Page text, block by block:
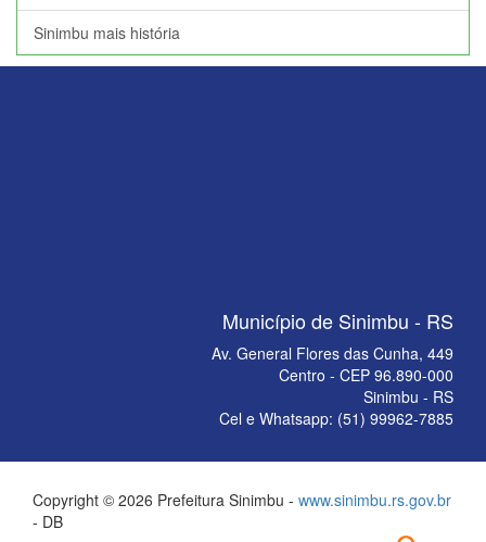
Sinimbu mais história
Município de Sinimbu - RS
Av. General Flores das Cunha, 449
Centro - CEP 96.890-000
Sinimbu - RS
Cel e Whatsapp: (51) 99962-7885
Copyright © 2026 Prefeitura Sinimbu - www.sinimbu.rs.gov.br
- DB